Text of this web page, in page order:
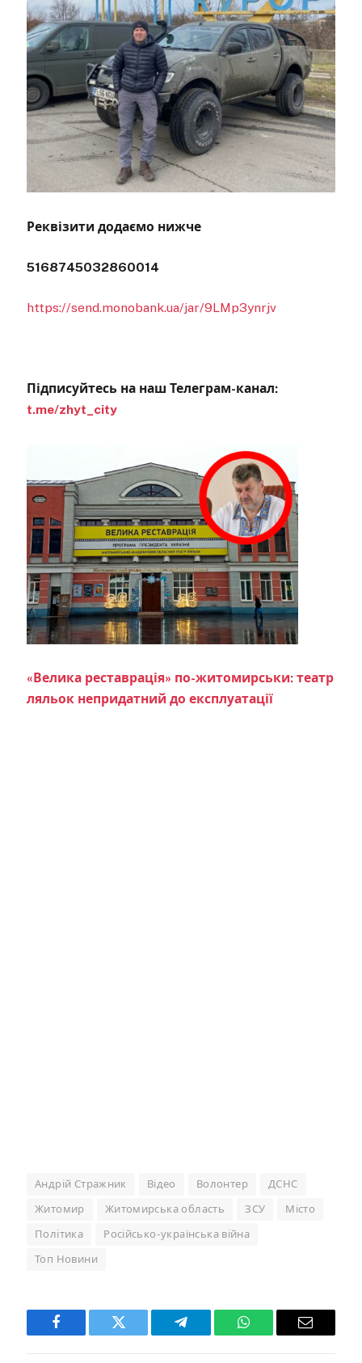
Реквізити додаємо нижче
5168745032860014
https://send.monobank.ua/jar/9LMp3ynrjv
Підписуйтесь на наш Телеграм-канал:
t.me/zhyt_city
«Велика реставрація» по-житомирськи: театр
ляльок непридатний до експлуатації
Андрій Стражник Відео Волонтер ДСНС
Житомир Житомирська область ЗСУ Місто
Політика Російсько-українська війна
Топ Новини
Facebook Twitter Telegram WhatsAppEmail